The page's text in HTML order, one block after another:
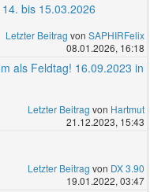
bis 15.03.2026
Letzter Beitrag von SAPHIRFelix
08.01.2026, 16:18
als Feldtag! 16.09.2023 in
Letzter Beitrag von Hartmut
21.12.2023, 15:43
Letzter Beitrag von DX 3.90
19.01.2022, 03:47